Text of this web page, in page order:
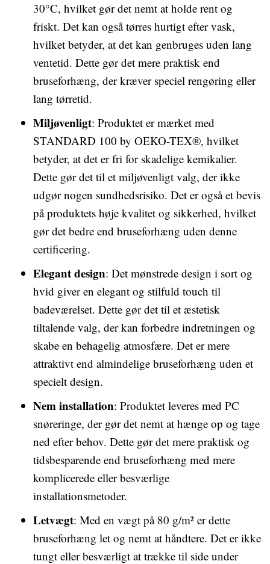
30°C, hvilket gør det nemt at holde rent og
friskt. Det kan også tørres hurtigt efter vask,
hvilket betyder, at det kan genbruges uden lang
ventetid. Dette gør det mere praktisk end
bruseforhæng, der kræver speciel rengøring eller
lang tørretid.
Miljøvenligt: Produktet er mærket med
STANDARD 100 by OEKO-TEX®, hvilket
betyder, at det er fri for skadelige kemikalier.
Dette gør det til et miljøvenligt valg, der ikke
udgør nogen sundhedsrisiko. Det er også et bevis
på produktets høje kvalitet og sikkerhed, hvilket
gør det bedre end bruseforhæng uden denne
certificering.
Elegant design: Det mønstrede design i sort og
hvid giver en elegant og stilfuld touch til
badeværelset. Dette gør det til et æstetisk
tiltalende valg, der kan forbedre indretningen og
skabe en behagelig atmosfære. Det er mere
attraktivt end almindelige bruseforhæng uden et
specielt design.
Nem installation: Produktet leveres med PC
snøreringe, der gør det nemt at hænge op og tage
ned efter behov. Dette gør det mere praktisk og
tidsbesparende end bruseforhæng med mere
komplicerede eller besværlige
installationsmetoder.
Letvægt: Med en vægt på 80 g/m² er dette
bruseforhæng let og nemt at håndtere. Det er ikke
tungt eller besværligt at trække til side under